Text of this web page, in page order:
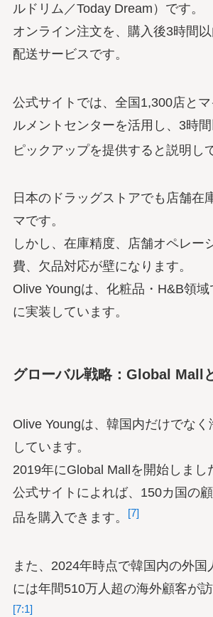
ルドリム／Today Dream）です。
オンライン注文を、購入後3時間
配送サービスです。
公式サイトでは、全国1,300店と
ルメントセンターを活用し、3時
ピックアップを提供すると説明し
日本のドラッグストアでも店舗在
マです。
しかし、在庫精度、店舗オペレー
費、欠品対応が壁になります。
Olive Youngは、化粧品・H&B領
に実装しています。
グローバル戦略：Global Mall
Olive Youngは、韓国内だけでな
しています。
2019年にGlobal Mallを開始しまし
公式サイトによれば、150カ国の
品を購入できます。
[7]
また、2024年時点で韓国内の外国
には年間510万人超の海外顧客が訪
[7:1]